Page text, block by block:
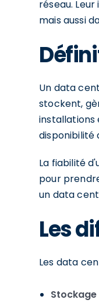
réseau.
mais aussi
Un data
stockent,
installations
disponibilité
La fiabilité
pour
un data
Les
Les data
Stockage